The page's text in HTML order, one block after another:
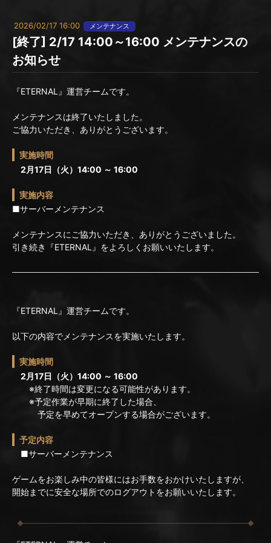
2026/02/17 16:00 メンテナンス
[終了] 2/17 14:00～16:00 メンテナンスの
お知らせ
『ETERNAL』運営チームです。
メンテナンスは終了いたしました。
ご協力いただき、ありがとうございます。
実施時間
2月17日（火）14:00 ～ 16:00
実施内容
■サーバーメンテナンス
メンテナンスにご協力いただき、ありがとうございました。
引き続き『ETERNAL』をよろしくお願いいたします。
『ETERNAL』運営チームです。
以下の内容でメンテナンスを実施いたします。
実施時間
2月17日（火）14:00 ～ 16:00
※終了時間は変更になる可能性があります。
※予定作業が早期に終了した場合、
予定を早めてオープンする場合がございます。
予定内容
■サーバーメンテナンス
ゲームをお楽しみ中の皆様にはお手数をおかけいたしますが、
開始までに安全な場所でのログアウトをお願いいたします。